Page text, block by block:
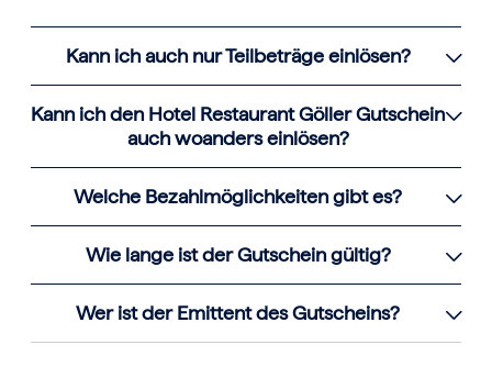
Kann ich auch nur Teilbeträge einlösen?
Kann ich den Hotel Restaurant Göller Gutschein
auch woanders einlösen?
Welche Bezahlmöglichkeiten gibt es?
Wie lange ist der Gutschein gültig?
Wer ist der Emittent des Gutscheins?